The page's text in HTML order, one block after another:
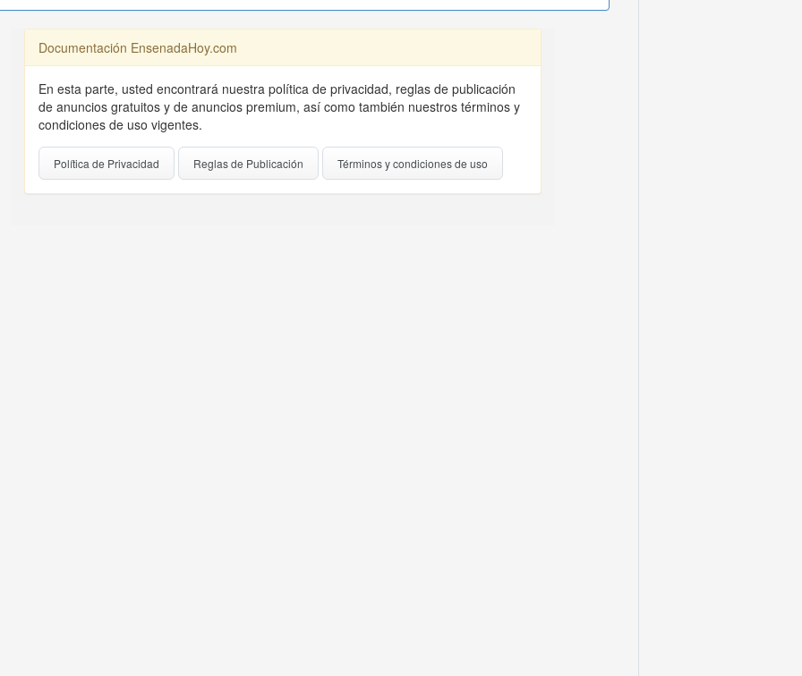
Documentación EnsenadaHoy.com
En esta parte, usted encontrará nuestra política de privacidad, reglas de publicación
de anuncios gratuitos y de anuncios premium, así como también nuestros términos y
condiciones de uso vigentes.
Política de Privacidad Reglas de Publicación Términos y condiciones de uso